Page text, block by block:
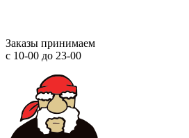
Заказы принимаем
с 10-00 до 23-00